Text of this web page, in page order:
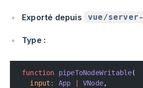
Exporté depuis vue/
Type :
function pipeToNodeWritable(
  input
: App VNode,